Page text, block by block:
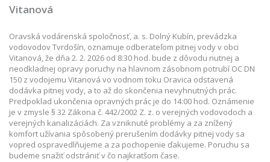
Vitanová
Oravská vodárenská spoločnosť, a. s. Dolný Kubín, prevádzka
vodovodov Tvrdošín, oznamuje odberateľom pitnej vody v obci
Vitanová, že dňa 2. 2. 2026 od 8:30 hod. bude z dôvodu nutnej a
neodkladnej opravy poruchy na hlavnom zásobnom potrubí OC DN
150 z vodojemu Vitanová vo vodnom toku Oravica odstavená
dodávka pitnej vody, a to až do skončenia nevyhnutných prác.
Predpoklad ukončenia opravných prác je do 14:00 hod. Oznámenie
je v zmysle § 32 Zákona č. 442/2002 Z. z. o verejných vodovodoch a
verejných kanalizáciách. Za vzniknuté problémy a za znížený
komfort užívania spôsobený prerušením dodávky pitnej vody sa
vopred ospravedlňujeme a za pochopenie ďakujeme. Poruchu sa
budeme snažiť odstrániť v čo najkratšom čase.